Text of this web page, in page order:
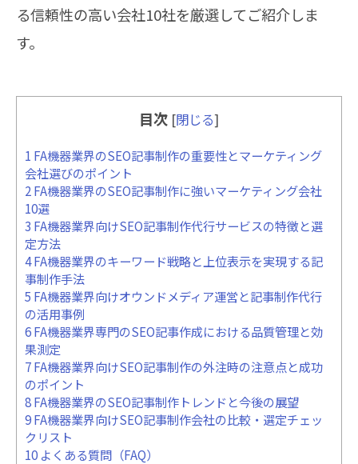
る信頼性の高い会社10社を厳選してご紹介しま
す。
目次 [閉じる]
1 FA機器業界のSEO記事制作の重要性とマーケティング
会社選びのポイント
2FA機器業界のSEO記事制作に強いマーケティング会社
10選
3 FA機器業界向けSEO記事制作代行サービスの特徴と選
定方法
4FA機器業界のキーワード戦略と上位表示を実現する記
事制作手法
5 FA機器業界向けオウンドメディア運営と記事制作代行
の活用事例
6FA機器業界専門のSEO記事作成における品質管理と効
果測定
7FA機器業界向けSEO記事制作の外注時の注意点と成功
のポイント
8FA機器業界のSEO記事制作トレンドと今後の展望
9FA機器業界向けSEO記事制作会社の比較・選定チェッ
クリスト
10 よくある質問（FAQ）